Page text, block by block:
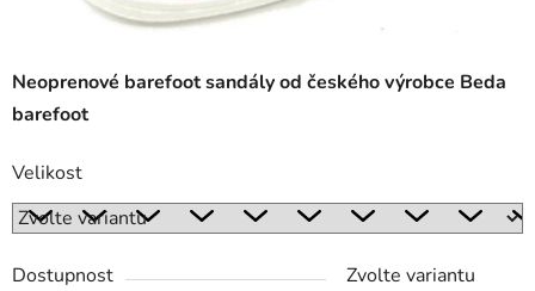
Neoprenové barefoot sandály od českého výrobce Beda
barefoot
Velikost
Dostupnost
Zvolte variantu